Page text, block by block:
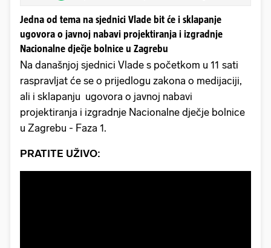
Jedna od tema na sjednici Vlade bit će i sklapanje
ugovora o javnoj nabavi projektiranja i izgradnje
Nacionalne dječje bolnice u Zagrebu
Na današnjoj sjednici Vlade s početkom u 11 sati
raspravljat će se o prijedlogu zakona o medijaciji,
ali i sklapanju ugovora o javnoj nabavi
projektiranja i izgradnje Nacionalne dječje bolnice
u Zagrebu - Faza 1.
PRATITE UŽIVO: